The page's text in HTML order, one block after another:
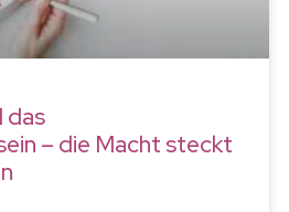
das
– die Macht steckt